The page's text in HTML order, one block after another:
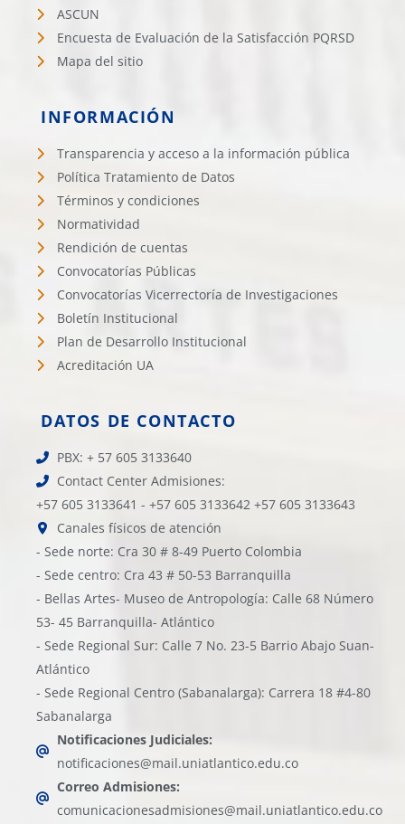
ASCUN
Encuesta de Evaluación de la Satisfacción PQRSD
Mapa del sitio
INFORMACIÓN
Transparencia y acceso a la información pública
Política Tratamiento de Datos
Términos y condiciones
Normatividad
Rendición de cuentas
Convocatorías Públicas
Convocatorías Vicerrectoría de Investigaciones
Boletín Institucional
Plan de Desarrollo Institucional
Acreditación UA
DATOS DE CONTACTO
PBX: + 57 605 3133640
Contact Center Admisiones:
+57 605 3133641 - +57 605 3133642 +57 605 3133643
Canales físicos de atención
- Sede norte: Cra 30 # 8-49 Puerto Colombia
- Sede centro: Cra 43 # 50-53 Barranquilla
- Bellas Artes- Museo de Antropología: Calle 68 Número
53- 45 Barranquilla- Atlántico
- Sede Regional Sur: Calle 7 No. 23-5 Barrio Abajo Suan-
Atlántico
- Sede Regional Centro (Sabanalarga): Carrera 18 #4-80
Sabanalarga
Notificaciones Judiciales:
notificaciones@mail.uniatlantico.edu.co
Correo Admisiones:
comunicacionesadmisiones@mail.uniatlantico.edu.co